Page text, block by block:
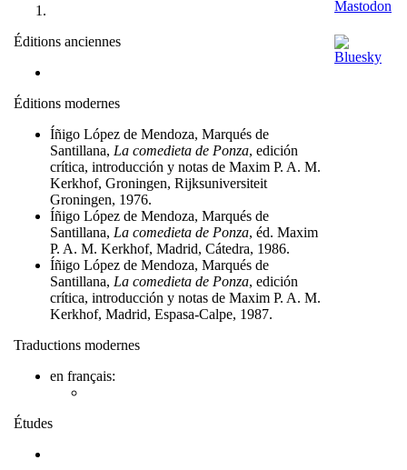
Éditions anciennes
Éditions modernes
Íñigo López de Mendoza, Marqués de
Santillana, La comedieta de Ponza, edición
crítica, introducción y notas de Maxim P. A. M.
Kerkhof, Groningen, Rijksuniversiteit
Groningen, 1976.
Íñigo López de Mendoza, Marqués de
Santillana, La comedieta de Ponza, éd. Maxim
P. A. M. Kerkhof, Madrid, Cátedra, 1986.
Íñigo López de Mendoza, Marqués de
Santillana, La comedieta de Ponza, edición
crítica, introducción y notas de Maxim P. A. M.
Kerkhof, Madrid, Espasa-Calpe, 1987.
Traductions modernes
en français:
Études